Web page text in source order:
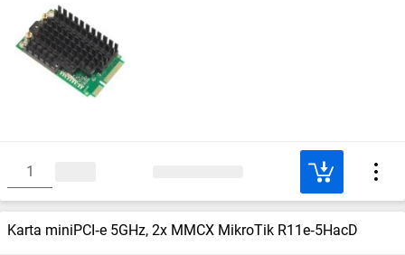
Karta miniPCI‑e 5GHz, 2x MMCX MikroTik R11e‑5HacD